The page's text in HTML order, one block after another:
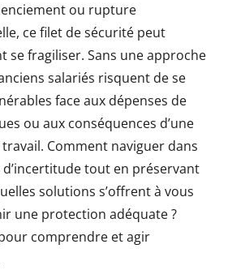
ou rupture
ce filet de sécurité peut
se fragiliser. Sans une approche
salariés risquent de se
face aux dépenses de
ou aux conséquences d’une
Comment naviguer dans
tout en préservant
solutions s’offrent à vous
une protection adéquate ?
comprendre et agir